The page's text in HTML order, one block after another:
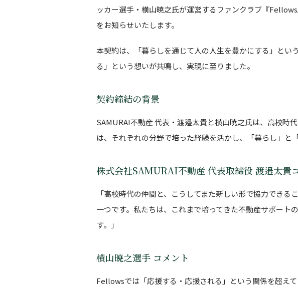
ッカー選手・横山暁之氏が運営するファンクラブ『
をお知らせいたします。
本契約は、「暮らしを通じて人の人生を豊かにする」とい
る」という想いが共鳴し、実現に至りました。
契約締結の背景
SAMURAI不動産 代表・渡邉太貴と横山暁之氏は、高校時
は、それぞれの分野で培った経験を活かし、「暮らし」と
株式会社SAMURAI不動産 代表取締役 渡邉太貴
「高校時代の仲間と、こうしてまた新しい形で協力でき
一つです。私たちは、これまで培ってきた不動産サポー
す。」
横山暁之選手 コメント
Fellowsでは「応援する・応援される」という関係を超え